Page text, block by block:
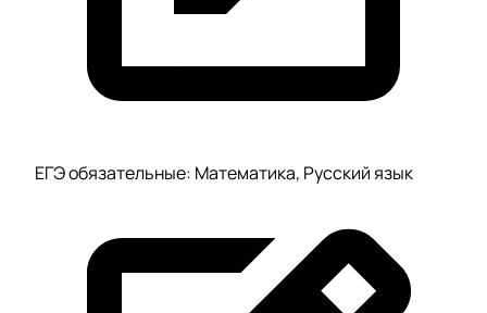
ЕГЭ обязательные: Математика, Русский язык